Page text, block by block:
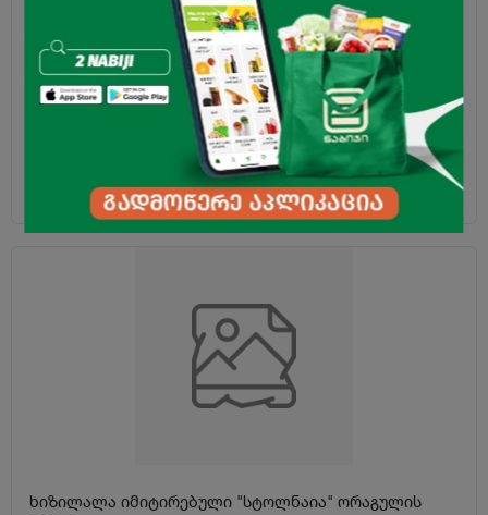
კიბორჩხალის ჩხირი "სანტა ბრემორი" 200გრ
₾
ხიზილალა იმიტირებული "სტოლნაია" ორაგულის